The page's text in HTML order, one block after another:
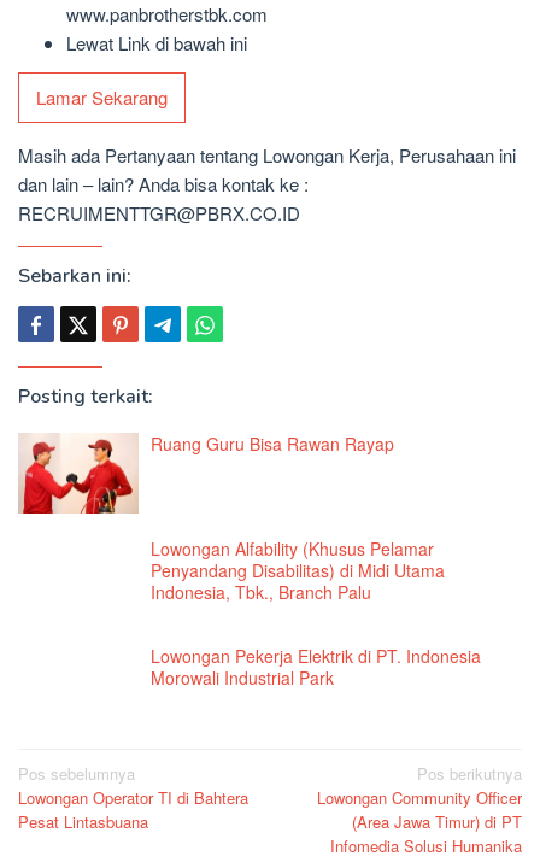
www.panbrotherstbk.com
Lewat Link di bawah ini
Lamar Sekarang
Masih ada Pertanyaan tentang Lowongan Kerja, Perusahaan ini
dan lain – lain? Anda bisa kontak ke :
RECRUIMENTTGR@PBRX.CO.ID
Sebarkan ini:
Posting terkait:
Ruang Guru Bisa Rawan Rayap
Lowongan Alfability (Khusus Pelamar
Penyandang Disabilitas) di Midi Utama
Indonesia, Tbk., Branch Palu
Lowongan Pekerja Elektrik di PT. Indonesia
Morowali Industrial Park
Navigasi
pos
Pos sebelumnya
Lowongan Operator TI di Bahtera
Pesat Lintasbuana
Pos berikutnya
Lowongan Community Officer
(Area Jawa Timur) di PT
Infomedia Solusi Humanika